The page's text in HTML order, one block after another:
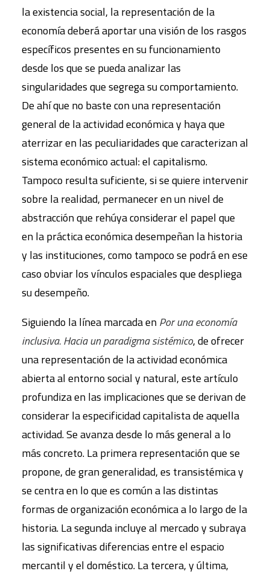
la existencia social, la representación de la
economía deberá aportar una visión de los rasgos
específicos presentes en su funcionamiento
desde los que se pueda analizar las
singularidades que segrega su comportamiento.
De ahí que no baste con una representación
general de la actividad económica y haya que
aterrizar en las peculiaridades que caracterizan al
sistema económico actual: el capitalismo.
Tampoco resulta suficiente, si se quiere intervenir
sobre la realidad, permanecer en un nivel de
abstracción que rehúya considerar el papel que
en la práctica económica desempeñan la historia
y las instituciones, como tampoco se podrá en ese
caso obviar los vínculos espaciales que despliega
su desempeño.
Siguiendo la línea marcada enPor una economía
inclusiva. Hacia un paradigma sistémico, de ofrecer
una representación de la actividad económica
abierta al entorno social y natural, este artículo
profundiza en las implicaciones que se derivan de
considerar la especificidad capitalista de aquella
actividad. Se avanza desde lo más general a lo
más concreto. La primera representación que se
propone, de gran generalidad, es transistémica y
se centra en lo que es común a las distintas
formas de organización económica a lo largo de la
historia. La segunda incluye al mercado y subraya
las significativas diferencias entre el espacio
mercantil y el doméstico. La tercera, y última,